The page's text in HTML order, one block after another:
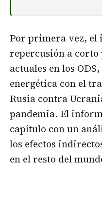
Por primera vez, el
repercusión a corto
actuales en los
energética con el
Rusia contra
pandemia. El
capítulo con un
los efectos
en el resto del